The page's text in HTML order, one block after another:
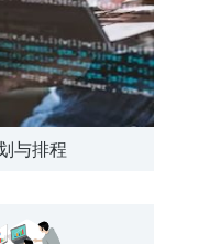
与排程